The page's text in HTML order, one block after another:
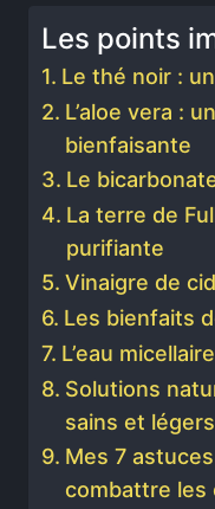
Les points
Le thé noir :
L’aloe vera :
bienfaisante
Le
La terre de
purifiante
Vinaigre de
Les bienfaits
L’eau
Solutions
sains et légers
Mes 7
combattre les